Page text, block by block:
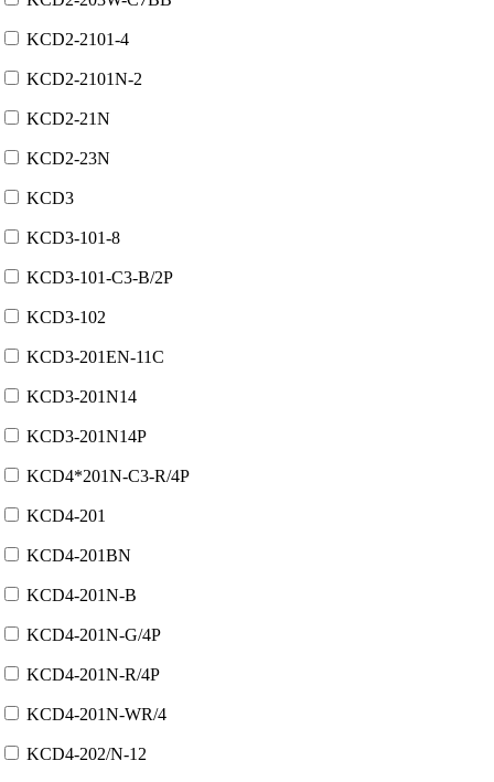
KCD2-2101-4
KCD2-2101N-2
KCD2-21N
KCD2-23N
KCD3
KCD3-101-8
KCD3-101-C3-B/2P
KCD3-102
KCD3-201EN-11C
KCD3-201N14
KCD3-201N14P
KCD4*201N-C3-R/4P
KCD4-201
KCD4-201BN
KCD4-201N-B
KCD4-201N-G/4P
KCD4-201N-R/4P
KCD4-201N-WR/4
KCD4-202/N-12